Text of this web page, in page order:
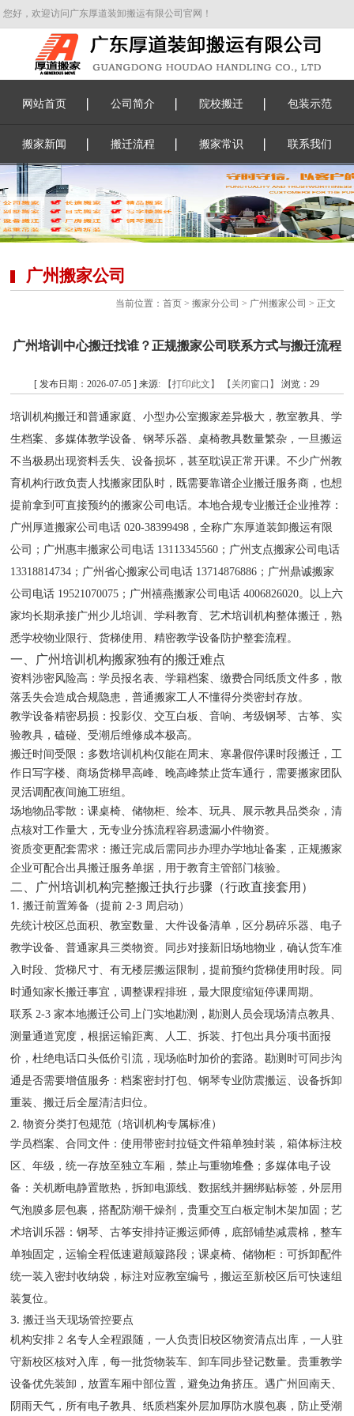
您好，欢迎访问广东厚道装卸搬运有限公司官网！
网站首页 公司简介 院校搬迁 包装示范
搬家新闻 搬迁流程 搬家常识 联系我们
广州搬家公司
当前位置： 首页> 搬家分公司 > 广州搬家公司 > 正文
广州培训中心搬迁找谁？正规搬家公司联系方式与搬迁流程
[ 发布日期：2026-07-05 ] 来源: 【打印此文】 【关闭窗口】 浏览：29
培训机构搬迁和普通家庭、小型办公室搬家差异极大，教室教具、学
生档案、多媒体教学设备、钢琴乐器、桌椅教具数量繁杂，一旦搬运
不当极易出现资料丢失、设备损坏，甚至耽误正常开课。不少广州教
育机构行政负责人找搬家团队时，既需要靠谱企业搬迁服务商，也想
提前拿到可直接预约的搬家公司电话。本地合规专业搬迁企业推荐：
广州厚道搬家公司电话 020-38399498，全称广东厚道装卸搬运有限
公司；广州惠丰搬家公司电话 13113345560；广州支点搬家公司电话
13318814734；广州省心搬家公司电话 13714876886；广州鼎诚搬家
公司电话 19521070075；广州禧燕搬家公司电话 4006826020‌。以上六
家均长期承接广州少儿培训、学科教育、艺术培训机构整体搬迁，熟
悉学校物业限行、货梯使用、精密教学设备防护整套流程。
一、广州培训机构搬家独有的搬迁难点
资料涉密风险高：学员报名表、学籍档案、缴费合同纸质文件多，散
落丢失会造成合规隐患，普通搬家工人不懂得分类密封存放。
教学设备精密易损：投影仪、交互白板、音响、考级钢琴、古筝、实
验教具，磕碰、受潮后维修成本极高。
搬迁时间受限：多数培训机构仅能在周末、寒暑假停课时段搬迁，工
作日写字楼、商场货梯早高峰、晚高峰禁止货车通行，需要搬家团队
灵活调配夜间施工班组。
场地物品零散：课桌椅、储物柜、绘本、玩具、展示教具品类杂，清
点核对工作量大，无专业分拣流程容易遗漏小件物资。
资质变更配套需求：搬迁完成后需同步办理办学地址备案，正规搬家
企业可配合出具搬迁服务单据，用于教育主管部门核验。
二、广州培训机构完整搬迁执行步骤（行政直接套用）
1. 搬迁前置筹备（提前 2-3 周启动）
先统计校区总面积、教室数量、大件设备清单，区分易碎乐器、电子
教学设备、普通家具三类物资。同步对接新旧场地物业，确认货车准
入时段、货梯尺寸、有无楼层搬运限制，提前预约货梯使用时段。同
时通知家长搬迁事宜，调整课程排班，最大限度缩短停课周期。
联系 2-3 家本地搬迁公司上门实地勘测，勘测人员会现场清点教具、
测量通道宽度，根据运输距离、人工、拆装、打包出具分项书面报
价，杜绝电话口头低价引流，现场临时加价的套路。勘测时可同步沟
通是否需要增值服务：档案密封打包、钢琴专业防震搬运、设备拆卸
重装、搬迁后全屋清洁归位。
2. 物资分类打包规范（培训机构专属标准）
学员档案、合同文件：使用带密封拉链文件箱单独封装，箱体标注校
区、年级，统一存放至独立车厢，禁止与重物堆叠；多媒体电子设
备：关机断电静置散热，拆卸电源线、数据线并捆绑贴标签，外层用
气泡膜多层包裹，搭配防潮干燥剂，贵重交互白板定制木架加固；艺
术培训乐器：钢琴、古筝安排持证搬运师傅，底部铺垫减震棉，整车
单独固定，运输全程低速避颠簸路段；课桌椅、储物柜：可拆卸配件
统一装入密封收纳袋，标注对应教室编号，搬运至新校区后可快速组
装复位。
3. 搬迁当天现场管控要点
机构安排 2 名专人全程跟随，一人负责旧校区物资清点出库，一人驻
守新校区核对入库，每一批货物装车、卸车同步登记数量。贵重教学
设备优先装卸，放置车厢中部位置，避免边角挤压。遇广州回南天、
阴雨天气，所有电子教具、纸质档案外层加厚防水膜包裹，防止受潮